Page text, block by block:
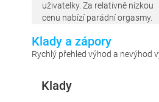
uživatelky. Za relativně nízkou
cenu nabízí parádní orgasmy.
Klady a zápory
Rychlý přehled výhod a nevýhod
Klady